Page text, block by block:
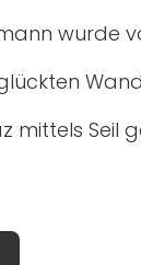
wurde
mittels